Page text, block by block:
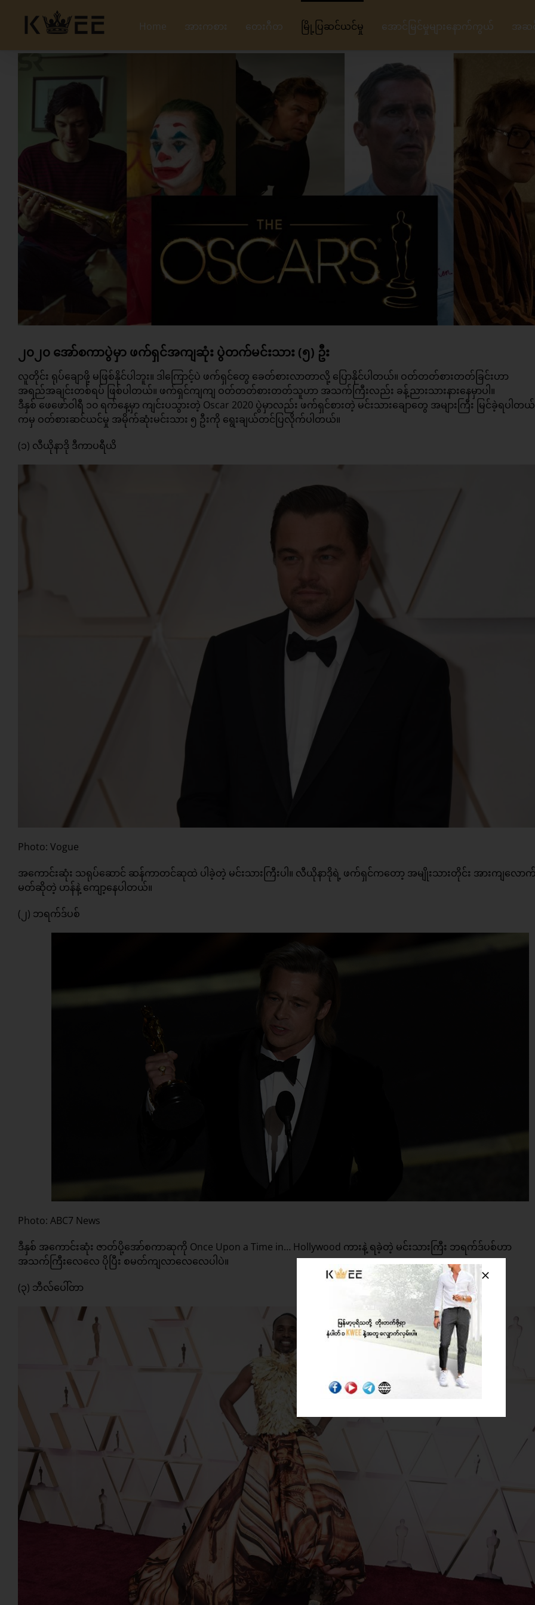
content
Home အားကစား တေးဂီတ မြို့ပြဆင်ယင်မှု အောင်မြင်မှုများနောက်ကွယ် အဆ
၂၀၂၀ အော်စကာပွဲမှာ ဖက်ရှင်အကျဆုံး ပွဲတက်မင်းသား (၅) ဦး
လူတိုင်း ရုပ်ချောဖို့ မဖြစ်နိုင်ပါဘူး။ ဒါကြောင့်ပဲ ဖက်ရှင်တွေ ခေတ်စားလာတာလို့ ပြောနိုင်ပါတယ်။ ဝတ်တတ်စားတတ်ခြင်းဟာ
အရည်အချင်းတစ်ရပ် ဖြစ်ပါတယ်။ ဖက်ရှင်ကျကျ ဝတ်တတ်စားတတ်သူဟာ အသက်ကြီးလည်း ခန့်ညားသားနားနေမှာပါ။
ဒီနှစ် ဖေဖော်ဝါရီ ၁၀ ရက်နေ့မှာ ကျင်းပသွားတဲ့ Oscar 2020 ပွဲမှာလည်း ဖက်ရှင်စားတဲ့ မင်းသားချောတွေ အများကြီး မြင်ခဲ့ရပါတ
ကမှ ဝတ်စားဆင်ယင်မှု အမိုက်ဆုံးမင်းသား ၅ ဦးကို ရွေးချယ်တင်ပြလိုက်ပါတယ်။
(၁) လီယိုနာဒို ဒီကာပရီယိ
Photo: Vogue
အကောင်းဆုံး သရုပ်ဆောင် ဆန်ကာတင်ဆုထဲ ပါခဲ့တဲ့ မင်းသားကြီးပါ။ လီယိုနာဒိုရဲ့ ဖက်ရှင်ကတော့ အမျိုးသားတိုင်း အားကျလော
မတ်ဆိုတဲ့ ဟန်နဲ့ ကျော့နေပါတယ်။
(၂) ဘရက်ဒ်ပစ်
Photo: ABC7 News
ဒီနှစ် အကောင်းဆုံး ဇာတ်ပို့အော်စကာဆုကို Once Upon a Time in… Hollywood ကားနဲ့ ရခဲ့တဲ့ မင်းသားကြီး ဘရက်ဒ်ပစ်ဟာ
အသက်ကြီးလေလေ ပိုပြီး စမတ်ကျလာလေလေပါပဲ။
(၃) ဘီလ်ပေါ်တာ